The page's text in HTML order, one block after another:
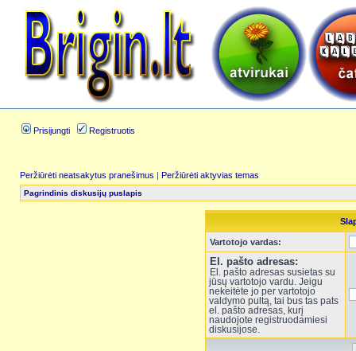
Prisijungti Registruotis
Peržiūrėti neatsakytus pranešimus | Peržiūrėti aktyvias temas
Pagrindinis diskusijų puslapis
Vartotojo vardas:
El. pašto adresas:
El. pašto adresas susietas su
jūsų vartotojo vardu. Jeigu
nekeitėte jo per vartotojo
valdymo pultą, tai bus tas pats
el. pašto adresas, kurį
naudojote registruodamiesi
diskusijose.